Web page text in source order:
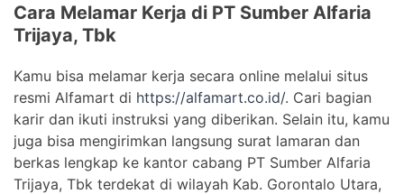
Cara Melamar Kerja di PT Sumber Alfaria
Trijaya, Tbk
Kamu bisa melamar kerja secara online melalui situs
resmi Alfamart di https://alfamart.co.id/. Cari bagian
karir dan ikuti instruksi yang diberikan. Selain itu, kamu
juga bisa mengirimkan langsung surat lamaran dan
berkas lengkap ke kantor cabang PT Sumber Alfaria
Trijaya, Tbk terdekat di wilayah Kab. Gorontalo Utara,